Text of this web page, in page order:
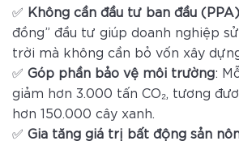
✅ Không cần đầu tư ban đầu (PPA)
đồng” đầu tư giúp doanh nghiệp
trời mà không cần bỏ vốn xây
✅ Góp phần bảo vệ môi trường:
giảm hơn 3.000 tấn CO₂, tương
hơn 150.000 cây xanh.
✅ Gia tăng giá trị bất động sản